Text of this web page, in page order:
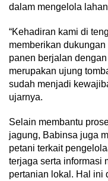
dalam mengelola
“Kehadiran kami di
memberikan
panen berjalan
merupakan ujung
sudah menjadi
ujarnya.
Selain membantu
jagung, Babinsa juga
petani terkait
terjaga serta informasi
pertanian lokal. Hal ini